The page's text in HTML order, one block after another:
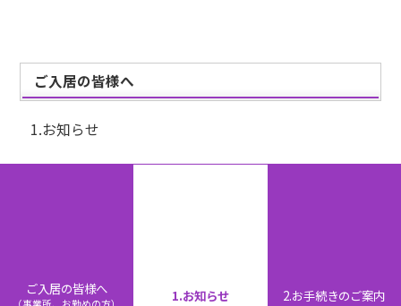
ご入居の皆様へ 1.お知らせ 2.お手続きのご案内
ご入居の皆様へ
1.お知らせ
2.お手続きのご案内
沖縄県那覇市おもろまち1丁目3番31号